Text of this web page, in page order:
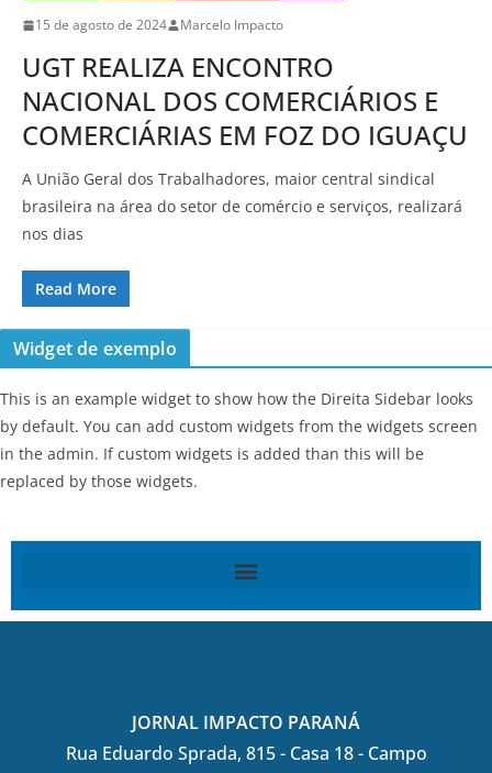
15 de agosto de 2024 Marcelo Impacto
UGT REALIZA ENCONTRO
NACIONAL DOS COMERCIÁRIOS E
COMERCIÁRIAS EM FOZ DO IGUAÇU
A União Geral dos Trabalhadores, maior central sindical
brasileira na área do setor de comércio e serviços, realizará
nos dias
Read More
Widget de exemplo
This is an example widget to show how the Direita Sidebar looks
by default. You can add custom widgets from the widgets screen
in the admin. If custom widgets is added than this will be
replaced by those widgets.
JORNAL IMPACTO PARANÁ
Rua Eduardo Sprada, 815 - Casa 18 - Campo